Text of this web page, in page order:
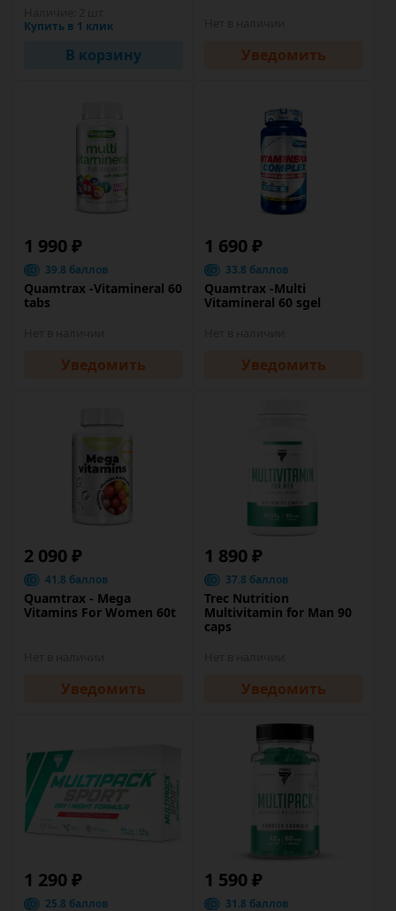
Купить в 1 клик
В корзину Уведомить
1 990 ₽
39.8 баллов
Quamtrax -Vitamineral 60
tabs
Уведомить
1 690 ₽
33.8 баллов
Quamtrax -Multi
Vitamineral 60 sgel
Уведомить
2 090 ₽
41.8 баллов
Quamtrax - Mega
Vitamins For Women 60t
Уведомить
1 890 ₽
37.8 баллов
Trec Nutrition
Multivitamin for Man 90
caps
Уведомить
1 290 ₽
25.8 баллов
1 590 ₽
31.8 баллов